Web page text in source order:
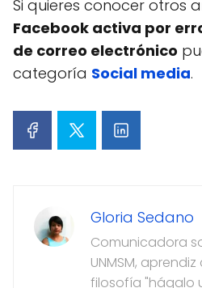
Si quieres conocer otros
Facebook activa por
de correo electrónico
categoría Social media.
Gloria Sedano
Comunicadora
UNMSM,
filosofía "hágalo